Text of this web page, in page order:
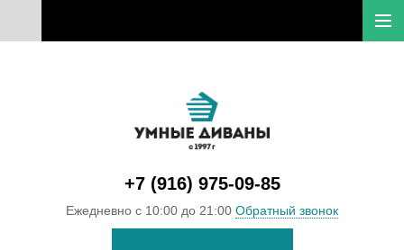
+7 (916) 975-09-85
Ежедневно с 10:00 до 21:00 Обратный звонок